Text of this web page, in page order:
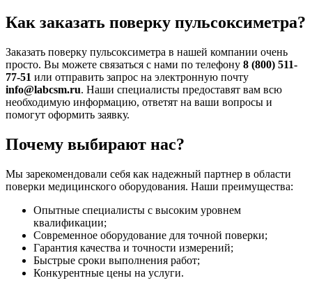
Как заказать поверку пульсоксиметра?
Заказать поверку пульсоксиметра в нашей компании очень
просто. Вы можете связаться с нами по телефону 8 (800) 511-
77-51 или отправить запрос на электронную почту
info@labcsm.ru. Наши специалисты предоставят вам всю
необходимую информацию, ответят на ваши вопросы и
помогут оформить заявку.
Почему выбирают нас?
Мы зарекомендовали себя как надежный партнер в области
поверки медицинского оборудования. Наши преимущества:
Опытные специалисты с высоким уровнем
квалификации;
Современное оборудование для точной поверки;
Гарантия качества и точности измерений;
Быстрые сроки выполнения работ;
Конкурентные цены на услуги.